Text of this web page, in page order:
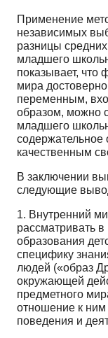
Применение
независимых
разницы
младшего
показывает, что
мира
переменным,
образом, можно
младшего
содержательное
качественным
В заключении
следующие
1. Внутренний
рассматривать в
образования
специфику
людей («образ
окружающей
предметного
отношение к ним
поведения и